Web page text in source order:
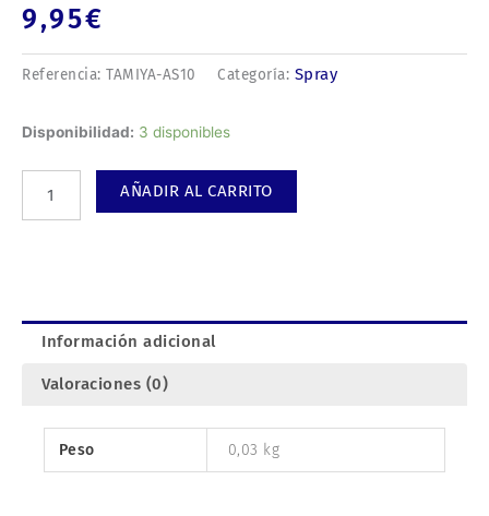
9,95€
Referencia: TAMIYA-AS10 Categoría: Spray
Disponibilidad: 3 disponibles
Spray
GREY
AÑADIR AL CARRITO
Información adicional
Valoraciones (0)
Peso 0,03 kg